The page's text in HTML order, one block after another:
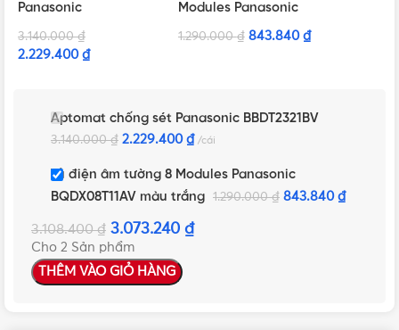
Panasonic
BBDT2321BV
3.140.000₫
2.229.400 ₫
Modules Panasonic
BQDX08T11AV màu
1.290.000₫ 843.840 ₫
Aptomat chống sét Panasonic BBDT2321BV
3.140.000₫ 2.229.400 ₫ cái
Tủ điện âm tường 8 Modules Panasonic
BQDX08T11AV màu trắng
1.290.000₫ 843.840 ₫
3.108.400₫ 3.073.240 ₫
Cho 2 Sản phẩm
THÊM VÀO GIỎ HÀNG
NHẤN ĐỂ XEM TIẾP (THU GỌN)